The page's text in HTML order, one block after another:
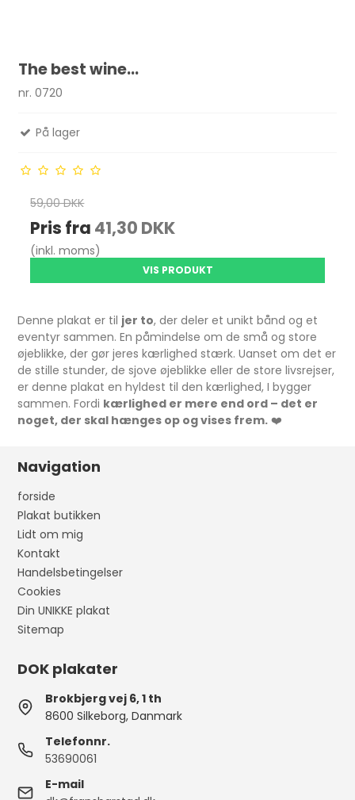
The best wine...
nr. 0720
På lager
59,00 DKK
Pris fra 41,30 DKK
(inkl. moms)
VIS PRODUKT
Denne plakat er til jer to, der deler et unikt bånd og et
eventyr sammen. En påmindelse om de små og store
øjeblikke, der gør jeres kærlighed stærk. Uanset om det er
de stille stunder, de sjove øjeblikke eller de store livsrejser,
er denne plakat en hyldest til den kærlighed, I bygger
sammen. Fordi kærlighed er mere end ord – det er
noget, der skal hænges op og vises frem. ❤️
Navigation
forside
Plakat butikken
Lidt om mig
Kontakt
Handelsbetingelser
Cookies
Din UNIKKE plakat
Sitemap
DOK plakater
Brokbjerg vej 6, 1 th
8600 Silkeborg, Danmark
Telefonnr.
53690061
E-mail